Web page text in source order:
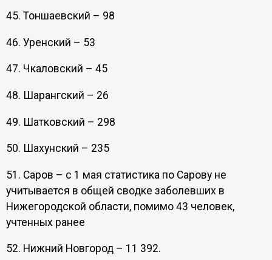
45. Тоншаевский – 98
46. Уренский – 53
47. Чкаловский – 45
48. Шарангский – 26
49. Шатковский – 298
50. Шахунский – 235
51. Саров – с 1 мая статистика по Сарову не
учитывается в общей сводке заболевших в
Нижегородской области, помимо 43 человек,
учтенных ранее
52. Нижний Новгород – 11 392.